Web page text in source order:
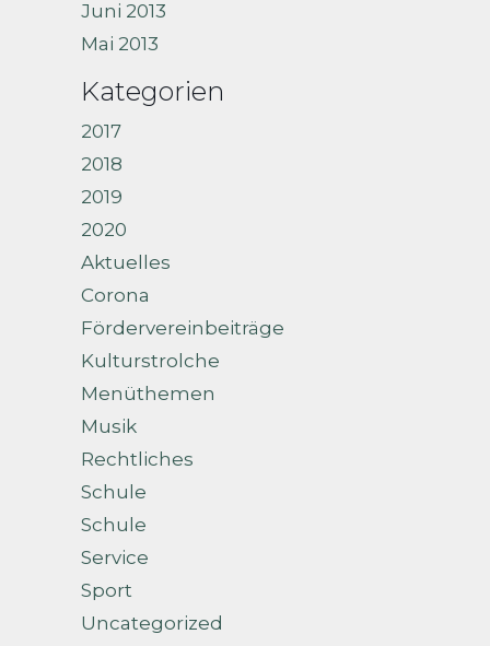
Juni 2013
Mai 2013
Kategorien
2017
2018
2019
2020
Aktuelles
Corona
Fördervereinbeiträge
Kulturstrolche
Menüthemen
Musik
Rechtliches
Schule
Schule
Service
Sport
Uncategorized